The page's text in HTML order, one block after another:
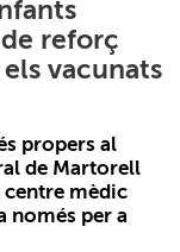
reforç
vacunats
propers al
de Martorell
centre mèdic
només per a